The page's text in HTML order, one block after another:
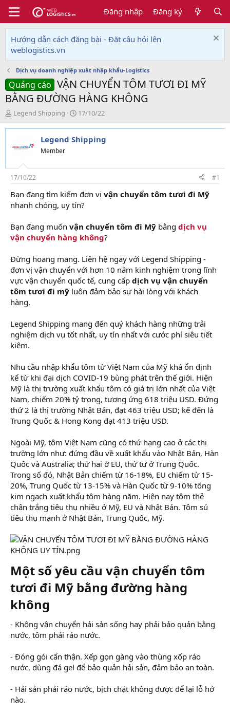
Đăng nhập Đăng ký
Hướng dẫn cách đăng bài - Đặt câu hỏi lên
weblogistics.vn
Dịch vụ doanh nghiệp xuất nhập khẩu-Logistics
Quảng cáo VẬN CHUYỂN TÔM TƯƠI ĐI MỸ
BẰNG ĐƯỜNG HÀNG KHÔNG
T
h
r
a
s
t
a
r
t
r
Legend Shipping
N
g
à
y
i
17/10/22
Legend Shipping
Member
17/10/22 #1
Bạn đang tìm kiếm đơn vị vận chuyển tôm tươi đi Mỹ
nhanh chóng, uy tín?
Bạn đang muốn vận chuyển tôm đi Mỹ bằng dịch vụ
vận chuyển hàng không?
Đừng hoang mang. Liên hệ ngay với Legend Shipping -
đơn vị vận chuyển với hơn 10 năm kinh nghiệm trong lĩnh
vực vận chuyển quốc tế, cung cấp dịch vụ vận chuyển
tôm tươi đi mỹ luôn đảm bảo sự hài lòng với khách
hàng.
Legend Shipping mang đến quý khách hàng những trải
nghiệm dịch vụ tốt nhất, uy tín nhất với cước phí siêu tiết
kiệm.
Nhu cầu nhập khẩu tôm từ Việt Nam của Mỹ khá ổn định
kể từ khi đại dịch COVID-19 bùng phát trên thế giới. Hiện
Mỹ là thị trường xuất khẩu tôm có giá trị lớn nhất của Việt
Nam, chiếm 20% tỷ trọng, tương ứng 618 triệu USD. Đứng
thứ 2 là thị trường Nhật Bản, đạt 463 triệu USD; kế đến là
Trung Quốc & Hong Kong đạt 413 triệu USD.
Ngoài Mỹ, tôm Việt Nam cũng có thứ hạng cao ở các thị
trường lớn như: đứng đầu về xuất khẩu vào Nhật Bản, Hàn
Quốc và Australia; thứ hai ở EU, thứ tư ở Trung Quốc.
Trong số đó, Nhật Bản chiếm từ 16-18%, EU chiếm từ 15-
20%, Trung Quốc từ 13-15% và Hàn Quốc từ 9-10% tổng
kim ngạch xuất khẩu tôm hàng năm. Hiện nay tôm thẻ
chân trắng tiêu thụ nhiều ở Mỹ, EU và Nhật Bản. Tôm sú
tiêu thụ mạnh ở Nhật Bản, Trung Quốc, Mỹ.
Một số yêu cầu vận chuyển tôm
tươi đi Mỹ bằng đường hàng
không​
- Không vận chuyển hải sản sống hay phải bảo quản bằng
nước, tôm phải ráo nước.
- Đóng gói cẩn thận. Xếp gọn gàng vào thùng xốp ráo
nước, dùng đá gel để bảo quản hải sản, đảm bảo an toàn.
- Hải sản phải ráo nước, bịch chặt không được để lại lỗ hở
nào.